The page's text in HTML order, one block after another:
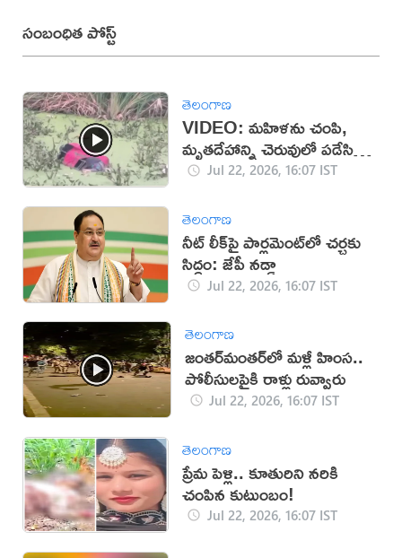
సంబంధిత పోస్ట్
తెలంగాణ
VIDEO: మహిళను చంపి,
మృతదేహాన్ని చెరువులో పడేసిన
దుండగులు!
Jul 22, 2026, 16:07 IST
తెలంగాణ
నీట్ లీక్‌పై పార్లమెంట్‌లో చర్చకు
సిద్ధం: జేపీ నడ్డా
Jul 22, 2026, 16:07 IST
తెలంగాణ
జంతర్‌మంతర్‌లో మళ్లీ హింస..
పోలీసులపైకి రాళ్లు రువ్వారు
Jul 22, 2026, 16:07 IST
తెలంగాణ
ప్రేమ పెళ్లి.. కూతురిని నరికి
చంపిన కుటుంబం!
Jul 22, 2026, 16:07 IST